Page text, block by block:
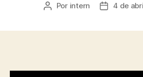
Autor
Por intern
Fecha
4 de